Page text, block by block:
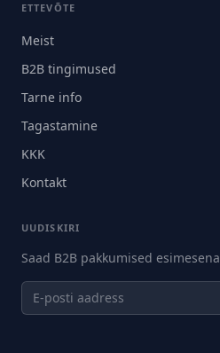
ETTEVÕTE
Meist
B2B tingimused
Tarne info
Tagastamine
KKK
Kontakt
UUDISKIRI
Saad B2B pakkumised esimesena